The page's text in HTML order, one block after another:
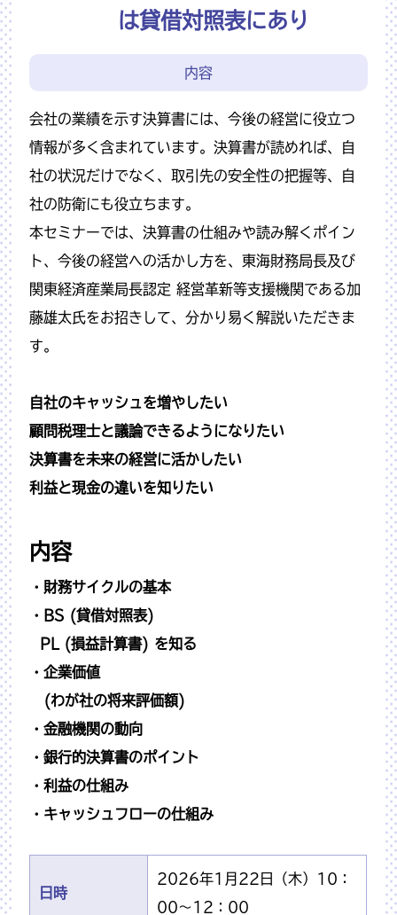
は貸借対照表にあり
内容
会社の業績を示す決算書には、今後の経営に役立つ
情報が多く含まれています。決算書が読めれば、自
社の状況だけでなく、取引先の安全性の把握等、自
社の防衛にも役立ちます。
本セミナーでは、決算書の仕組みや読み解くポイン
ト、今後の経営への活かし方を、東海財務局長及び
関東経済産業局長認定 経営革新等支援機関である加
藤雄太氏をお招きして、分かり易く解説いただきま
す。
自社のキャッシュを増やしたい
顧問税理士と議論できるようになりたい
決算書を未来の経営に活かしたい
利益と現金の違いを知りたい
内容
・ 財務サイクルの基本
・ BS (貸借対照表)
PL
(損益計算書) を知る
・企業価値
(わが社の将来評価額)
・金融機関の動向
・銀行的決算書のポイント
・利益の仕組み
・キャッシュフローの仕組み
日時
2026年1月22日（木）10：
00～12：00